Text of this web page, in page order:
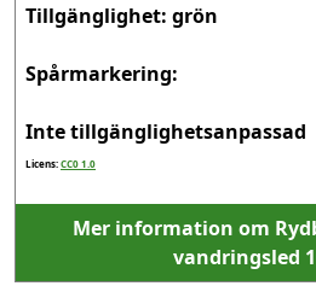
Tillgänglighet: grön
Spårmarkering:
Inte tillgänglighetsanpassad
Licens:CC0 1.0
Mer information om
vandringsled